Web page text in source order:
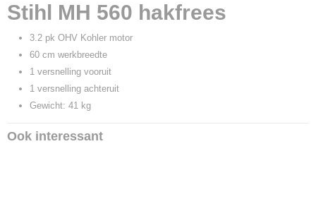
Stihl MH 560 hakfrees
3.2 pk OHV Kohler motor
60 cm werkbreedte
1 versnelling vooruit
1 versnelling achteruit
Gewicht: 41 kg
Ook interessant